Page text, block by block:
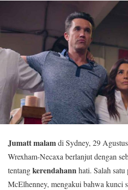
Jumatt malamdi Sydney, 29
Wrexham-Necaxa berlanjut dengan
tentangkerendahannhati. Salah
McElhenney, mengakui bahwa kunci